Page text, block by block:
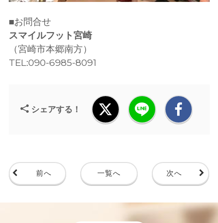
■お問合せ
スマイルフット宮崎
（宮崎市本郷南方）
TEL:090-6985-8091
シェアする！
前へ 一覧へ 次へ